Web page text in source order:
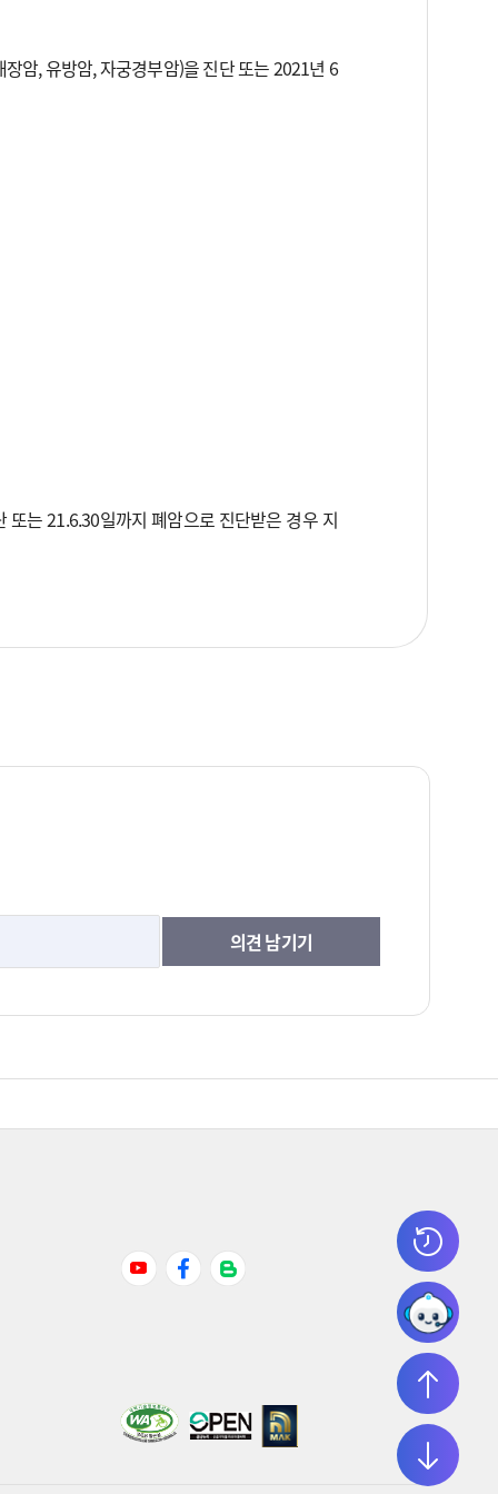
암, 유방암, 자궁경부암)을 진단 또는 2021년 6
는 21.6.30일까지 폐암으로 진단받은 경우 지
의견 남기기
YoutubeFacebook